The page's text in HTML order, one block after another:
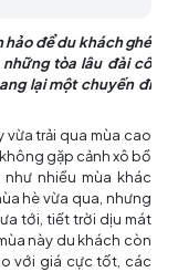
hảo để du khách ghé
tòa lâu đài cổ
lại một chuyến đi
vừa trải qua mùa cao
gặp cảnh xô bồ
nhiều mùa khác
hè vừa qua, nhưng
tới, tiết trời dịu mát
này du khách còn
với giá cực tốt, các